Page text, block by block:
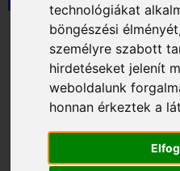
technológiákat
böngészési
személyre szabott
hirdetéseket jelenít
weboldalunk
honnan érkeztek a